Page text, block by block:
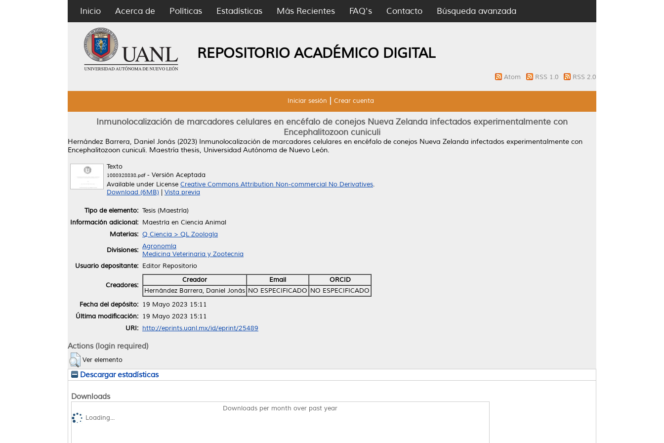
Inicio Acerca de Políticas Estadísticas Más Recientes FAQ's Contacto Búsqueda avanzada
REPOSITORIO ACADÉMICO DIGITAL
Atom RSS 1.0 RSS 2.0
Iniciar sesión Crear cuenta
Inmunolocalización de marcadores celulares en encéfalo de conejos Nueva Zelanda infectados experimentalmente con
Encephalitozoon cuniculi
Hernández Barrera, Daniel Jonás (2023) Inmunolocalización de marcadores celulares en encéfalo de conejos Nueva Zelanda infectados experimentalmente con
Encephalitozoon cuniculi. Maestría thesis, Universidad Autónoma de Nuevo León.
Texto
1080328838.pdf- Versión Aceptada
Available under License Creative Commons Attribution Non-commercial No Derivatives.
Download (6MB)
Vista previa
Tipo de elemento: Tesis (Maestría)
Información adicional: Maestría en Ciencia Animal
Materias: Q Ciencia > QL Zoología
Divisiones: Agronomía
Medicina Veterinaria y Zootecnia
Usuario depositante: Editor Repositorio
Creadores:
Creador Email
ORCID
Hernández Barrera, Daniel Jonás NO ESPECIFICADO NO ESPECIFICADO
Fecha del depósito: 19 Mayo 2023 15:11
Última modificación: 19 Mayo 2023 15:11
URI: http://eprints.uanl.mx/id/eprint/25489
Actions (login required)
Ver elemento
Descargar estadísticas
Downloads
Downloads per month over past year
Loading...